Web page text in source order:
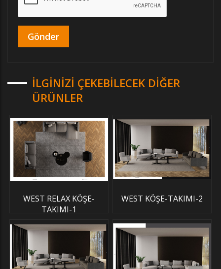
İLGINIZI ÇEKEBILECEK DIĞER
ÜRÜNLER
WEST RELAX KÖŞE-
TAKIMI-1
WEST KÖŞE-TAKIMI-2